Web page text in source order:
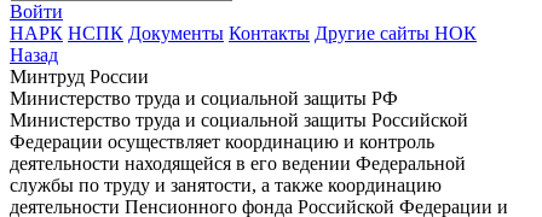
Войти
НАРК НСПК Документы Контакты Другие сайты НОК
Назад
Минтруд России
Министерство труда и социальной защиты РФ
Министерство труда и социальной защиты Российской
Федерации осуществляет координацию и контроль
деятельности находящейся в его ведении Федеральной
службы по труду и занятости, а также координацию
деятельности Пенсионного фонда Российской Федерации и